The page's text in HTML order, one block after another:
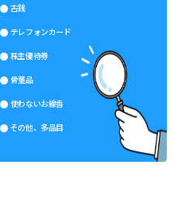
古銭
テレフォンカード
株主優待券
骨董品
使わないお線香
その他、多品目